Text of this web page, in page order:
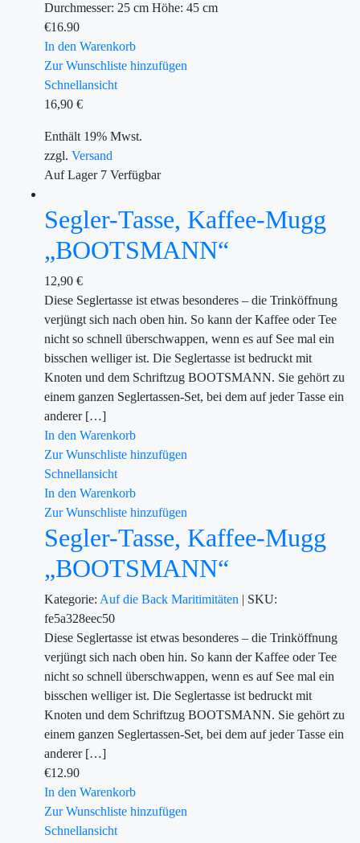
Durchmesser: 25 cm Höhe: 45 cm
€16.90
In den Warenkorb
Zur Wunschliste hinzufügen
Schnellansicht
16,90 €
Enthält 19% Mwst.
zzgl. Versand
Auf Lager7 Verfügbar
Segler-Tasse, Kaffee-Mugg
„BOOTSMANN“
12,90 €
Diese Seglertasse ist etwas besonderes – die Trinköffnung
verjüngt sich nach oben hin. So kann der Kaffee oder Tee
nicht so schnell überschwappen, wenn es auf See mal ein
bisschen welliger ist. Die Seglertasse ist bedruckt mit
Knoten und dem Schriftzug BOOTSMANN. Sie gehört zu
einem ganzen Seglertassen-Set, bei dem auf jeder Tasse ein
anderer […]
In den Warenkorb
Zur Wunschliste hinzufügen
Schnellansicht
In den Warenkorb
Zur Wunschliste hinzufügen
Segler-Tasse, Kaffee-Mugg
„BOOTSMANN“
Kategorie: Auf die Back Maritimitäten | SKU:
fe5a328eec50
Diese Seglertasse ist etwas besonderes – die Trinköffnung
verjüngt sich nach oben hin. So kann der Kaffee oder Tee
nicht so schnell überschwappen, wenn es auf See mal ein
bisschen welliger ist. Die Seglertasse ist bedruckt mit
Knoten und dem Schriftzug BOOTSMANN. Sie gehört zu
einem ganzen Seglertassen-Set, bei dem auf jeder Tasse ein
anderer […]
€12.90
In den Warenkorb
Zur Wunschliste hinzufügen
Schnellansicht